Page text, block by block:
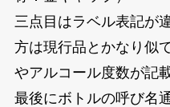
三点目はラベル表記が
方は現行品とかなり似
やアルコール度数が記
最後にボトルの呼び名